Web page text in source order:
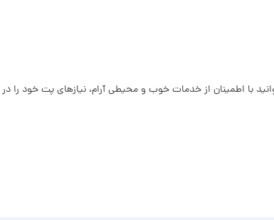
با اطمینان از خدمات خوب و محیطی آرام، نیازهای پت خود را در